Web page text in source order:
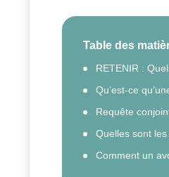
Table des
RETENIR :
Qu’est-ce
Requête
Quelles sont
Comment un